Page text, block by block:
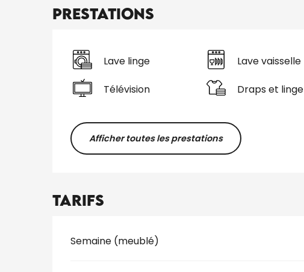
Prestations
Lave linge Lave vaisselle
Télévision Draps et linge
Afficher toutes les prestations
Tarifs
Tarifs 2026
Semaine (meublé)